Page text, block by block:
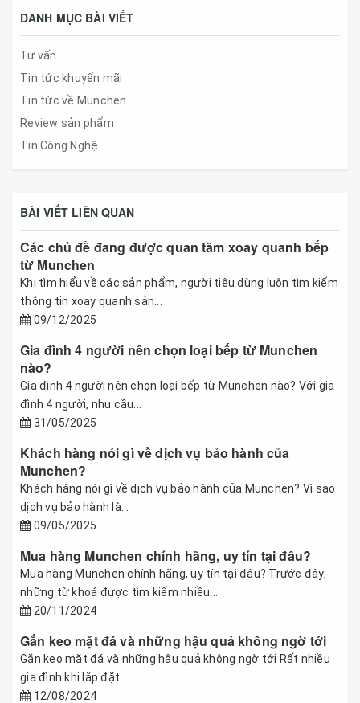
DANH MỤC BÀI VIẾT
Tư vấn
Tin tức khuyến mãi
Tin tức về Munchen
Review sản phẩm
Tin Công Nghệ
BÀI VIẾT LIÊN QUAN
Các chủ đề đang được quan tâm xoay quanh bếp
từ Munchen
Khi tìm hiểu về các sản phẩm, người tiêu dùng luôn tìm kiếm
thông tin xoay quanh sản...
09/12/2025
Gia đình 4 người nên chọn loại bếp từ Munchen
nào?
Gia đình 4 người nên chọn loại bếp từ Munchen nào? Với gia
đình 4 người, nhu cầu...
31/05/2025
Khách hàng nói gì về dịch vụ bảo hành của
Munchen?
Khách hàng nói gì về dịch vụ bảo hành của Munchen? Vì sao
dịch vụ bảo hành là...
09/05/2025
Mua hàng Munchen chính hãng, uy tín tại đâu?
Mua hàng Munchen chính hãng, uy tín tại đâu? Trước đây,
những từ khoá được tìm kiếm nhiều...
20/11/2024
Gắn keo mặt đá và những hậu quả không ngờ tới
Gắn keo mặt đá và những hậu quả không ngờ tới Rất nhiều
gia đình khi lắp đặt...
12/08/2024